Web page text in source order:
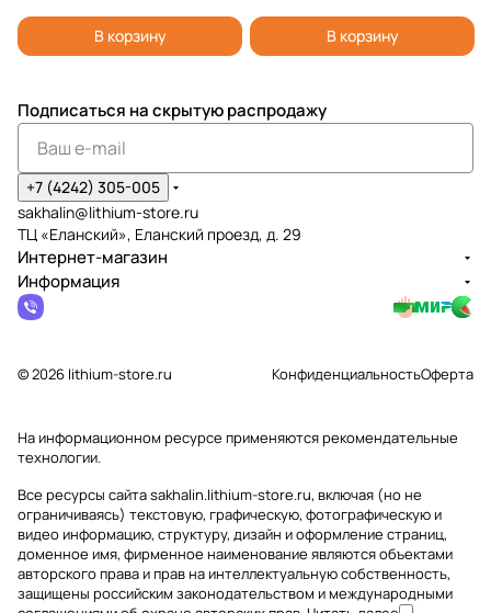
В корзину В корзину
Подписаться на скрытую распродажу
+7 (4242) 305-005
sakhalin@lithium-store.ru
ТЦ «Еланский», Еланский проезд, д. 29
Интернет-магазин
Информация
© 2026 lithium-store.ru КонфиденциальностьОферта
На информационном ресурсе применяютсярекомендательные
технологии.
Все ресурсы сайта sakhalin.lithium-store.ru, включая (но не
ограничиваясь) текстовую, графическую, фотографическую и
видео информацию, структуру, дизайн и оформление страниц,
доменное имя, фирменное наименование являются объектами
авторского права и прав на интеллектуальную собственность,
защищены российским законодательством и международными